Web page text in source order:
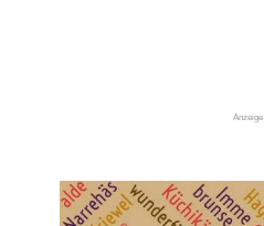
Anzeige